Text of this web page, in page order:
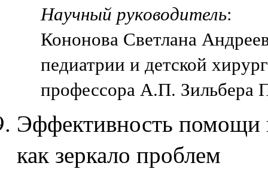
Научный руководитель:
Кононова Светлана
педиатрии и детской
профессора А.П. Зильбера
Эффективность помощи
как зеркало проблем